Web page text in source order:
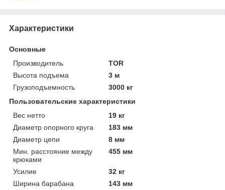
Характеристики
Основные
Производитель
TOR
Высота подъема
3 м
Грузоподъемность
3000 кг
Пользовательские характеристики
Вес нетто
19 кг
Диаметр опорного круга
183 мм
Диаметр цепи
8 мм
Мин. расстояние между
крюками
455 мм
Усилие
32 кг
Ширина барабана
143 мм